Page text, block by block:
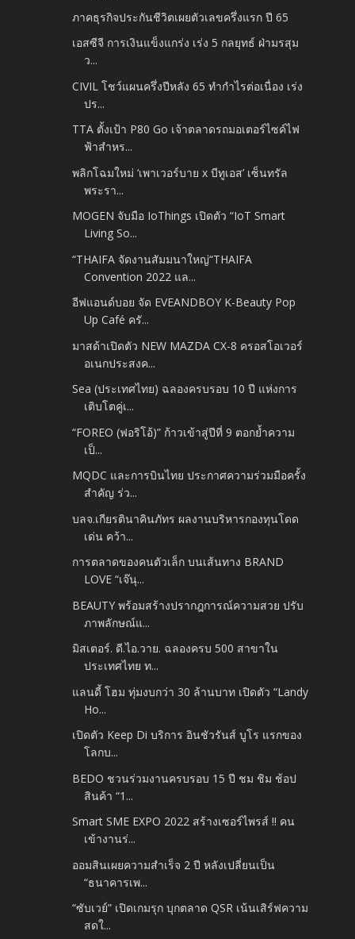
ภาคธุรกิจประกันชีวิตเผยตัวเลขครึ่งแรก ปี 65
เอสซีจี การเงินแข็งแกร่ง เร่ง 5 กลยุทธ์ ฝ่ามรสุม
ว...
CIVIL โชว์แผนครึ่งปีหลัง 65 ทำกำไรต่อเนื่อง เร่ง
ปร...
TTA ตั้งเป้า P80 Go เจ้าตลาดรถมอเตอร์ไซค์ไฟ
ฟ้าสำหร...
พลิกโฉมใหม่ ‘เพาเวอร์บาย x บีทูเอส’ เซ็นทรัล
พระรา...
MOGEN จับมือ IoThings เปิดตัว “IoT Smart
Living So...
“THAIFA จัดงานสัมมนาใหญ่“THAIFA
Convention 2022 แล...
อีฟแอนด์บอย จัด EVEANDBOY K-Beauty Pop
Up Café ครั...
มาสด้าเปิดตัว NEW MAZDA CX-8 ครอสโอเวอร์
อเนกประสงค...
Sea (ประเทศไทย) ฉลองครบรอบ 10 ปี แห่งการ
เติบโตคู่เ...
“FOREO (ฟอริโอ้)” ก้าวเข้าสู่ปีที่ 9 ตอกย้ำความ
เป็...
MQDC และการบินไทย ประกาศความร่วมมือครั้ง
สำคัญ ร่ว...
บลจ.เกียรตินาคินภัทร ผลงานบริหารกองทุนโดด
เด่น คว้า...
การตลาดของคนตัวเล็ก บนเส้นทาง BRAND
LOVE “เจ๊นุ...
BEAUTY พร้อมสร้างปรากฎการณ์ความสวย ปรับ
ภาพลักษณ์แ...
มิสเตอร์. ดี.ไอ.วาย. ฉลองครบ 500 สาขาใน
ประเทศไทย ท...
แลนดี้ โฮม ทุ่มงบกว่า 30 ล้านบาท เปิดตัว “Landy
Ho...
เปิดตัว Keep Di บริการ อินชัวรันส์ บูโร แรกของ
โลกบ...
BEDO ชวนร่วมงานครบรอบ 15 ปี ชม ชิม ช้อป
สินค้า “1...
Smart SME EXPO 2022 สร้างเซอร์ไพรส์ !! คน
เข้างานร่...
ออมสินเผยความสำเร็จ 2 ปี หลังเปลี่ยนเป็น
“ธนาคารเพ...
“ซับเวย์” เปิดเกมรุก บุกตลาด QSR เน้นเสิร์ฟความ
สดใ...